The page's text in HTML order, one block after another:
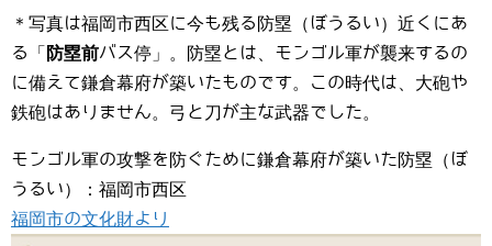
＊写真は福岡市西区に今も残る防塁（ぼうるい）近くにあ
る「 防塁前バス停」。防塁とは、モンゴル軍が襲来するの
に備えて鎌倉幕府が築いたものです。この時代は、大砲や
鉄砲はありません。弓と刀が主な武器でした。
モンゴル軍の攻撃を防ぐために鎌倉幕府が築いた防塁（ぼ
うるい）：福岡市西区
福岡市の文化財より